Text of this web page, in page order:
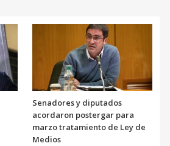
Senadores y diputados
acordaron postergar para
marzo tratamiento de Ley de
Medios